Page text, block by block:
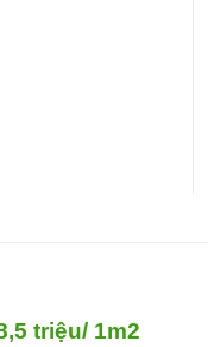
triệu/ 1m2